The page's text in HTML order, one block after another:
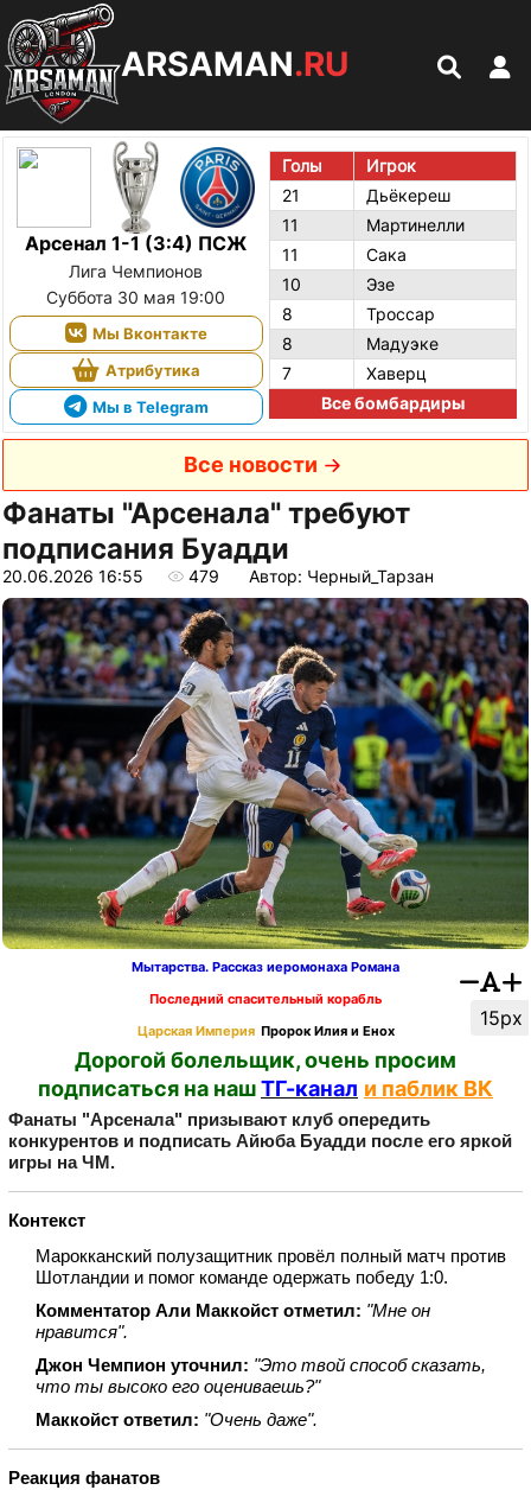
ARSAMAN.RU
Арсенал 1-1 (3:4) ПСЖ
Лига Чемпионов
Суббота 30 мая 19:00
Мы Вконтакте
Атрибутика
Мы в Telegram
Голы
Игрок
21
Дьёкереш
11
Мартинелли
11
Сака
10
Эзе
8
Троссар
8
Мадуэке
7
Хаверц
Все бомбардиры
Все новости
Фанаты "Арсенала" требуют
подписания Буадди
20.06.2026 16:55 479 Автор: Черный_Тарзан
15px
Мытарства. Рассказ иеромонаха Романа
Последний спасительный корабль
Царская Империя Пророк Илия и Енох
Дорогой болельщик, очень просим
подписаться на нашТГ-канал и паблик ВК
Фанаты "Арсенала" призывают клуб опередить
конкурентов и подписать Айюба Буадди после его яркой
игры на ЧМ.
Контекст
Марокканский полузащитник провёл полный матч против
Шотландии и помог команде одержать победу 1:0.
Комментатор Али Маккойст отметил: "Мне он
нравится".
Джон Чемпион уточнил: "Это твой способ сказать,
что ты высоко его оцениваешь?"
Маккойст ответил: "Очень даже".
Реакция фанатов